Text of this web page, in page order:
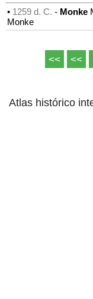
• 1259 d. C. - Monke
Monke
<< <<
Atlas histórico